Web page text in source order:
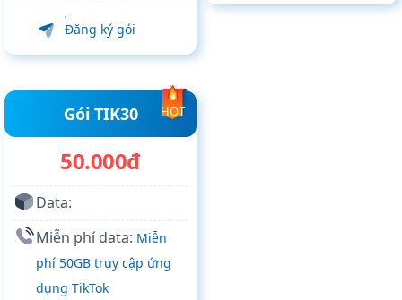
Đăng ký gói
HOT
Gói TIK30
50.000đ
Data:
Miễn phí data: Miễn
phí 50GB truy cập ứng
dụng TikTok